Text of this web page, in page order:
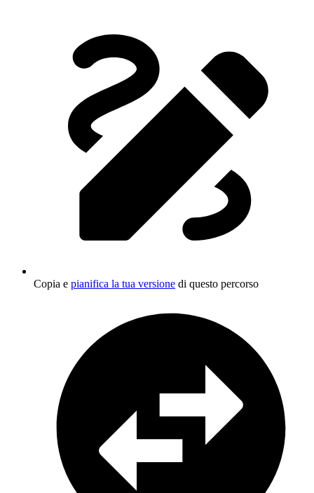
Copia e pianifica la tua versione di questo percorso